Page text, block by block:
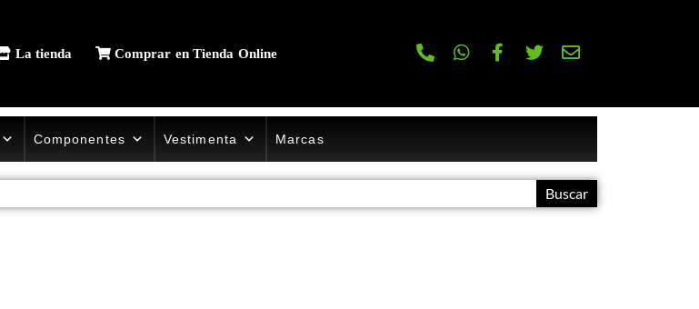
La tienda Comprar en Tienda Online
Componentes Vestimenta Marcas
Buscar